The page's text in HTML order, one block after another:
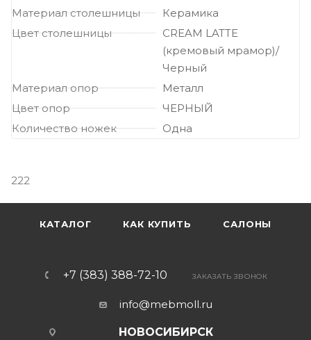
Материал столешницы
Керамика
Цвет столешницы
CREAM LATTE
(кремовый мрамор)/
Черный
Материал опор
Металл
Цвет опор
ЧЕРНЫЙ
Количество ножек
Одна
222
КАТАЛОГ КАК КУПИТЬ САЛОНЫ
+7 (383) 388-72-10 ЗАКАЗАТЬ ЗВОНОК
info@mebmoll.ru
НОВОСИБИРСК